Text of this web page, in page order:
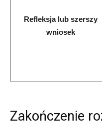
Refleksja lub szerszy
wniosek
Zakończenie